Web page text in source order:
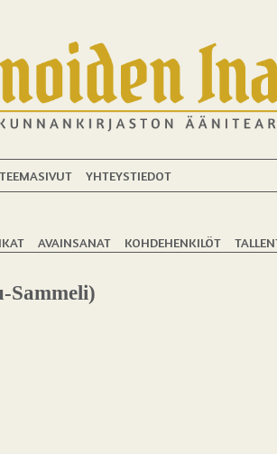
TEEMASIVUT YHTEYSTIEDOT
AVAINSANAT KOHDEHENKILÖT
Sammeli)